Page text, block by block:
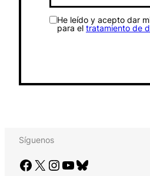
He leído y acepto dar
para el tratamiento de
Síguenos
Facebook X Instagram YouTube Bluesky